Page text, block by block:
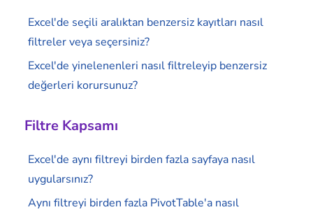
Excel'de seçili aralıktan benzersiz kayıtları nasıl
filtreler veya seçersiniz?
Excel'de yinelenenleri nasıl filtreleyip benzersiz
değerleri korursunuz?
Filtre Kapsamı
Excel'de aynı filtreyi birden fazla sayfaya nasıl
uygularsınız?
Aynı filtreyi birden fazla PivotTable'a nasıl